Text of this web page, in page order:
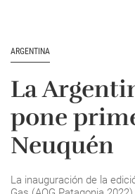
ARGENTINA
La
pone
Neuquén
La inauguración de la